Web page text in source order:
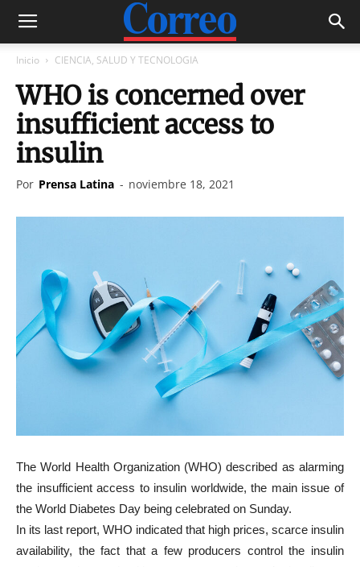
Inicio CIENCIA, SALUD Y TECNOLOGIA
WHO is concerned over
insufficient access to
insulin
Por Prensa Latina - noviembre 18, 2021
The World Health Organization (WHO) described as alarming
the insufficient access to insulin worldwide, the main issue of
the World Diabetes Day being celebrated on Sunday.
In its last report, WHO indicated that high prices, scarce insulin
availability, the fact that a few producers control the insulin